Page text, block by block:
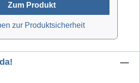
Zum Produkt
zur Produktsicherheit